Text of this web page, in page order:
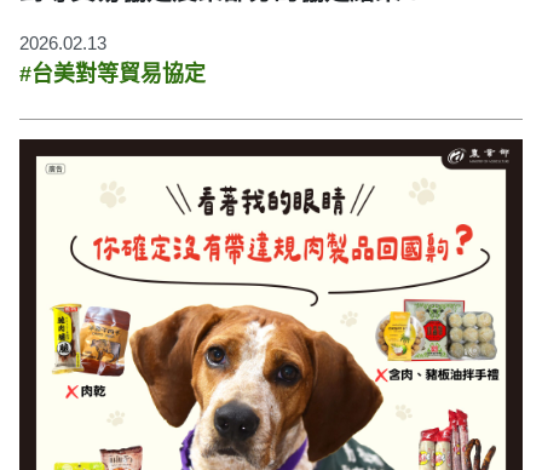
2026.02.13
#台美對等貿易協定